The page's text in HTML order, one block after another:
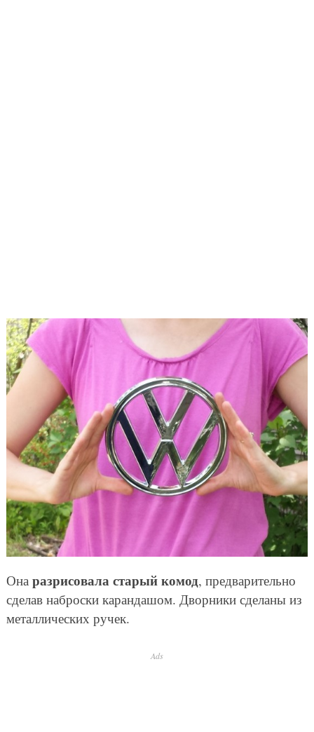
Она разрисовала старый комод, предварительно
сделав наброски карандашом. Дворники сделаны из
металлических ручек.
Ads